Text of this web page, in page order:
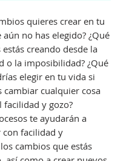
quieres crear en tu
no has elegido? ¿Qué
estás creando desde la
o la imposibilidad? ¿Qué
elegir en tu vida si
cambiar cualquier cosa
facilidad y gozo?
te ayudarán a
facilidad y
cambios que estás